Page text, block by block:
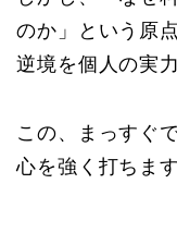
のか」という原
逆境を個人の実
この、まっすぐ
心を強く打ちます